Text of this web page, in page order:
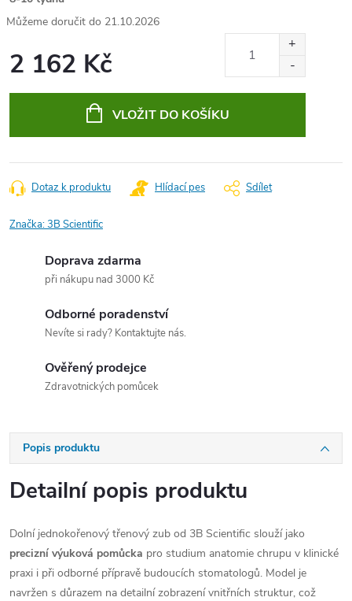
21.10.2026
2 162 Kč
VLOŽIT DO KOŠÍKU
Dotaz k produktu Hlídací pes Sdílet
Značka:3B Scientific
Doprava zdarma
při nákupu nad 3000 Kč
Odborné poradenství
Nevíte si rady? Kontaktujte nás.
Ověřený prodejce
Zdravotnických pomůcek
Popis produktu
Detailní popis produktu
Dolní jednokořenový třenový zub od 3B Scientific slouží jako
precizní výuková pomůcka pro studium anatomie chrupu v klinické
praxi i při odborné přípravě budoucích stomatologů. Model je
navržen s důrazem na detailní zobrazení vnitřních struktur, což